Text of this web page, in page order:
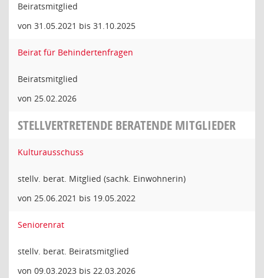
Beiratsmitglied
von 31.05.2021 bis 31.10.2025
Beirat für Behindertenfragen
Beiratsmitglied
von 25.02.2026
STELLVERTRETENDE BERATENDE MITGLIEDER
Kulturausschuss
stellv. berat. Mitglied (sachk. Einwohnerin)
von 25.06.2021 bis 19.05.2022
Seniorenrat
stellv. berat. Beiratsmitglied
von 09.03.2023 bis 22.03.2026